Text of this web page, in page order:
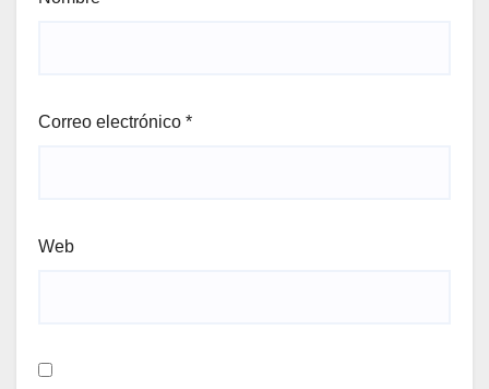
Correo electrónico *
Web